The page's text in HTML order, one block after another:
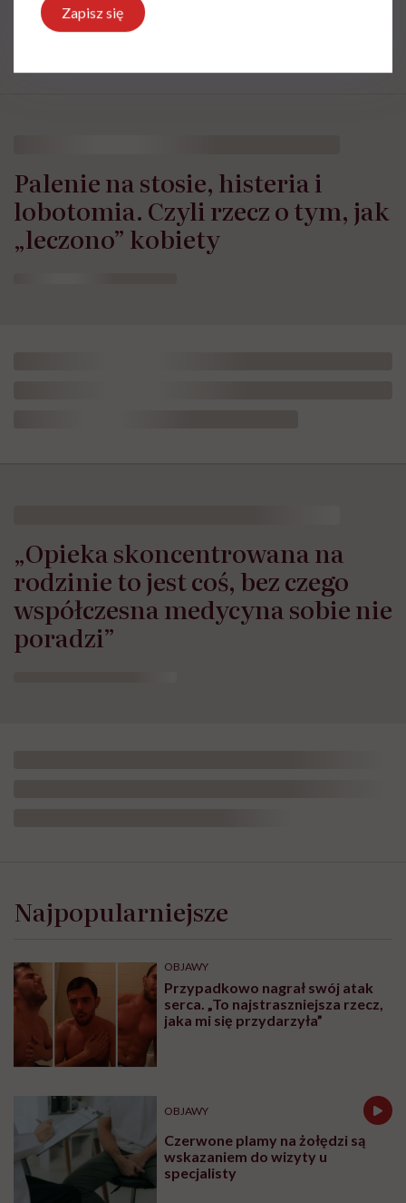
problemów ze zdrowiem należy bezwzględnie
skonsultować się z lekarzem.
Palenie na stosie, histeria i
lobotomia. Czyli rzecz o tym, jak
„leczono” kobiety
„Opieka skoncentrowana na
rodzinie to jest coś, bez czego
współczesna medycyna sobie nie
poradzi”
Najpopularniejsze
OBJAWY
Przypadkowo nagrał swój atak
serca. „To najstraszniejsza rzecz,
jaka mi się przydarzyła”
OBJAWY
Czerwone plamy na żołędzi są
wskazaniem do wizyty u
specjalisty
Zapisz się